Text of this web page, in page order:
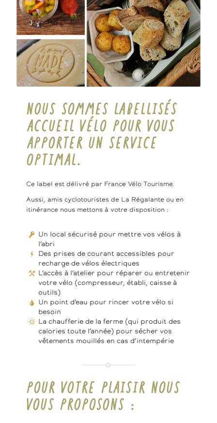
NOUS SOMMES LABELLISÉS
ACCUEIL VÉLO POUR VOUS
APPORTER UN SERVICE
OPTIMAL.
Ce label est délivré par France Vélo Tourisme.
Aussi, amis cyclotouristes de La Régalante ou en
itinérance nous mettons à votre disposition :
Un local sécurisé pour mettre vos vélos à
l’abri
Des prises de courant accessibles pour
recharge de vélos électriques
L’accès à l’atelier pour réparer ou entretenir
votre vélo (compresseur, établi, caisse à
outils)
Un point d’eau pour rincer votre vélo si
besoin
La chaufferie de la ferme (qui produit des
calories toute l’année) pour sécher vos
vêtements mouillés en cas d’intempérie
POUR VOTRE PLAISIR NOUS
VOUS PROPOSONS :